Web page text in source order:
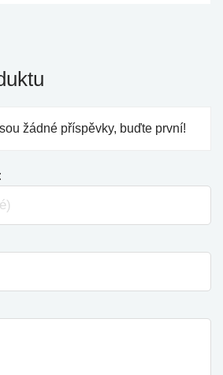
žádné příspěvky, buďte první!